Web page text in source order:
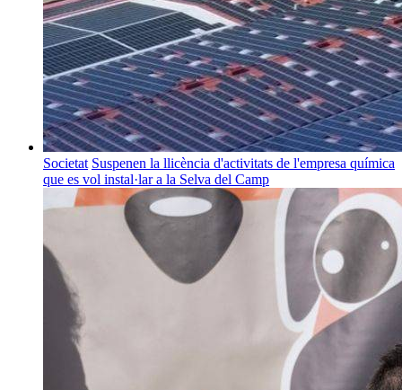
Societat Suspenen la llicència d'activitats de l'empresa química
que es vol instal·lar a la Selva del Camp